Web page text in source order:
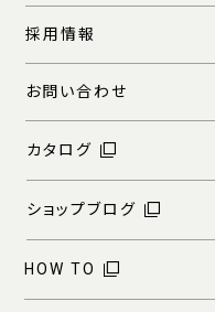
採用情報
お問い合わせ
カタログ
ショップブログ
HOW TO